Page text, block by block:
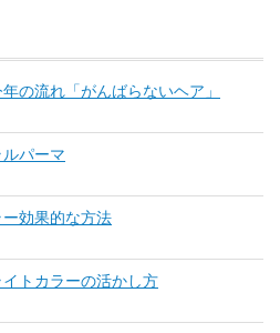
の流れ「がんばらないヘア」
パーマ
効果的な方法
トカラーの活かし方